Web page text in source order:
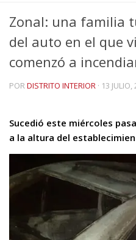
Zonal: una familia
del auto en el que
comenzó a
PORDISTRITO INTERIOR · 13 JULIO,
Sucedió este miércoles
a la altura del